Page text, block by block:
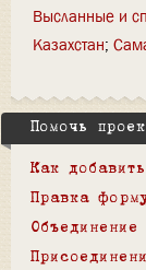
Высланные и
Казахстан
Помочь
Как
Правка
Объединение